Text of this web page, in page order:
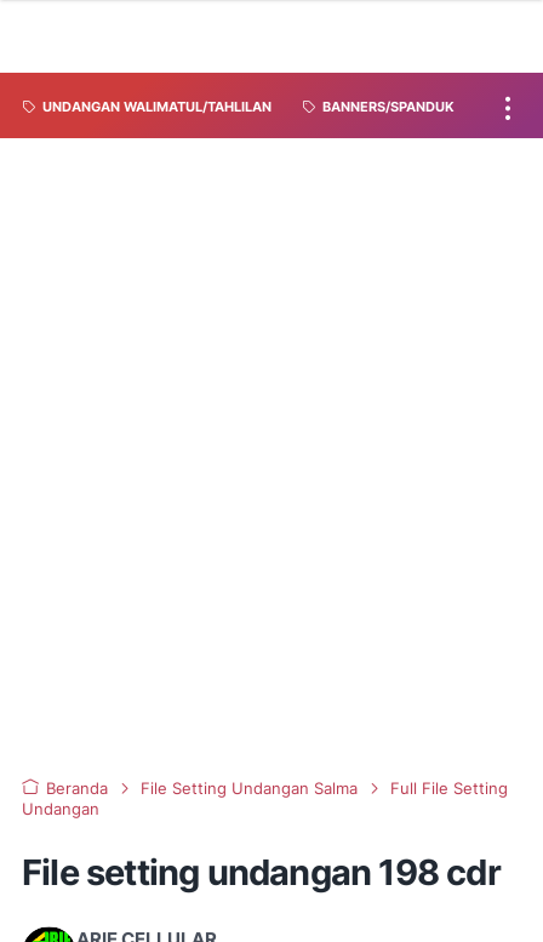
UNDANGAN WALIMATUL/TAHLILAN BANNERS/SPANDUK
Beranda File Setting Undangan Salma
Full File Setting
Undangan
File setting undangan 198 cdr